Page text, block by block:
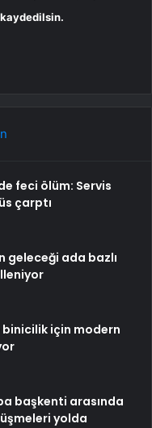
feci ölüm: Servis
çarptı
geleceği ada bazlı
binicilik için modern
başkenti arasında
yolda